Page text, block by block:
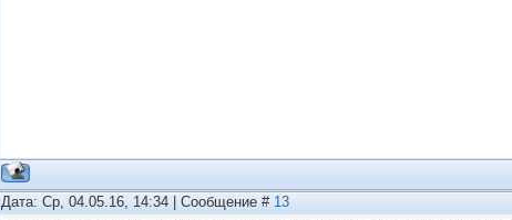
Дата: Ср, 04.05.16, 14:34 | Сообщение # 13